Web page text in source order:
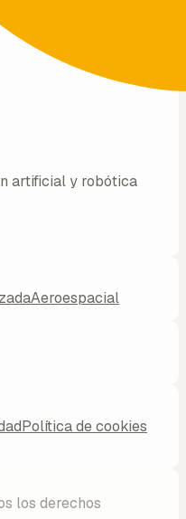
artificial y robótica
Aeroespacial
Política de cookies
los derechos